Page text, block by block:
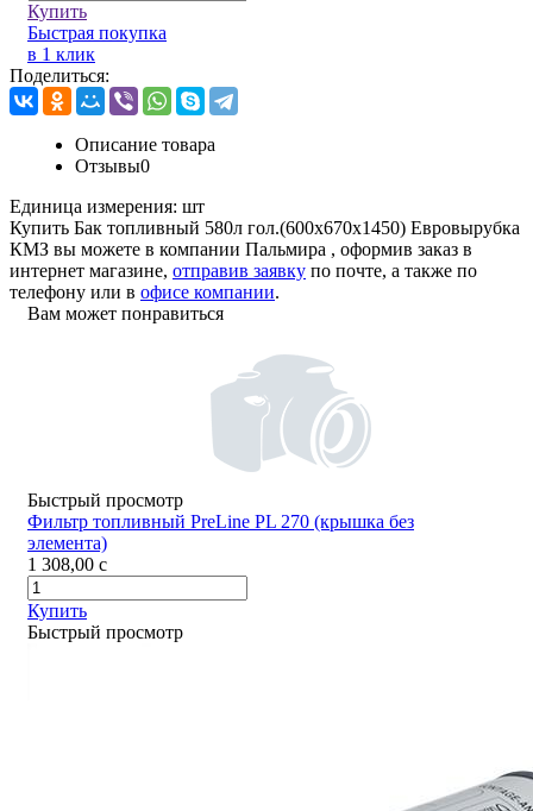
Купить
Быстрая покупка
в 1 клик
Поделиться:
Описание товара
Отзывы0
Единица измерения: шт
Купить Бак топливный 580л гол.(600х670х1450) Евровырубка
КМЗ вы можете в компании Пальмира , оформив заказ в
интернет магазине, отправив заявку по почте, а также по
телефону или в офисе компании.
Вам может понравиться
Быстрый просмотр
Фильтр топливный PreLine PL 270 (крышка без
элемента)
1 308,00 c
Купить
Быстрый просмотр